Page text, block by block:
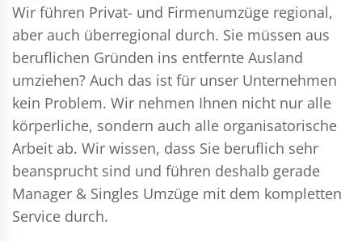
Wir führen Privat- und Firmenumzüge regional,
aber auch überregional durch. Sie müssen aus
beruflichen Gründen ins entfernte Ausland
umziehen? Auch das ist für unser Unternehmen
kein Problem. Wir nehmen Ihnen nicht nur alle
körperliche, sondern auch alle organisatorische
Arbeit ab. Wir wissen, dass Sie beruflich sehr
beansprucht sind und führen deshalb gerade
Manager & Singles Umzüge mit dem kompletten
Service durch.